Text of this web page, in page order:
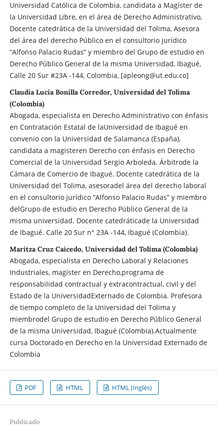
Universidad Católica de Colombia, candidata a Magíster de
la Universidad Libre, en el área de Derecho Administrativo,
Docente catedrática de la Universidad del Tolima, Asesora
del área del derecho Público en el consultorio jurídico
“Alfonso Palacio Rudas” y miembro del Grupo de estudio en
Derecho Público General de la misma Universidad, Ibagué,
Calle 20 Sur #23A -144, Colombia, [apleong@ut.edu.co]
Claudia Lucía Bonilla Corredor, Universidad del Tolima
(Colombia)
Abogada, especialista en Derecho Administrativo con énfasis
en Contratación Estatal de laUniversidad de Ibagué en
convenio con la Universidad de Salamanca (España),
candidata a magisteren Derecho con énfasis en Derecho
Comercial de la Universidad Sergio Arboleda. Árbitrode la
Cámara de Comercio de Ibagué. Docente catedrática de la
Universidad del Tolima, asesoradel área del derecho laboral
en el consultorio jurídico “Alfonso Palacio Rudas” y miembro
delGrupo de estudio en Derecho Público General de la
misma universidad. Docente catedráticade la Universidad
de Ibagué. Calle 20 Sur n° 23A -144, Ibagué (Colombia).
Maritza Cruz Caicedo, Universidad del Tolima (Colombia)
Abogada, especialista en Derecho Laboral y Relaciones
Industriales, magíster en Derecho,programa de
responsabilidad contractual y extracontractual, civil y del
Estado de la UniversidadExternado de Colombia. Profesora
de tiempo completo de la Universidad del Tolima y
miembrodel Grupo de estudio en Derecho Público General
de la misma Universidad, Ibagué (Colombia).Actualmente
cursa Doctorado en Derecho en la Universidad Externado de
Colombia
PDF HTML HTML (Inglés)
Publicado